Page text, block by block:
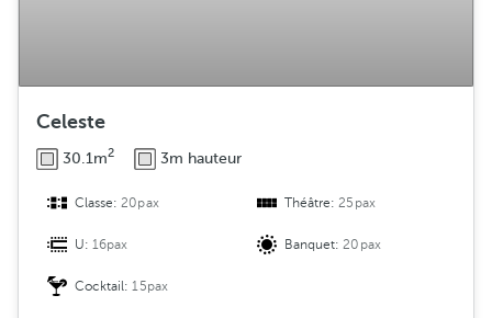
Celeste
30.1m2 3m hauteur
Classe:20pax Théâtre:25pax
U:16pax Banquet:20pax
Cocktail:15pax